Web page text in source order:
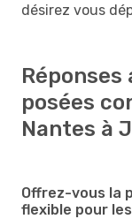
désirez vous
posées
Nantes à
Offrez-vous la
flexible pour